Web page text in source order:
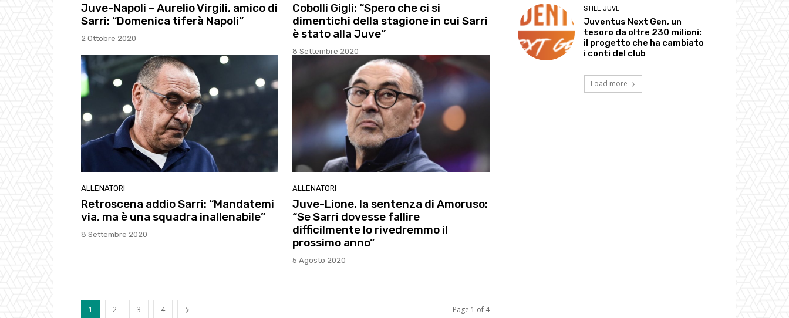
Juve-Napoli – Aurelio Virgili, amico di
Sarri: “Domenica tiferà Napoli”
2 Ottobre 2020
Cobolli Gigli: “Spero che ci si
dimentichi della stagione in cui Sarri
è stato alla Juve”
8 Settembre 2020
ALLENATORI
Retroscena addio Sarri: “Mandatemi
via, ma è una squadra inallenabile”
8 Settembre 2020
ALLENATORI
Juve-Lione, la sentenza di Amoruso:
“Se Sarri dovesse fallire
difficilmente lo rivedremmo il
prossimo anno”
5 Agosto 2020
1 2 3 4 Page 1 of 4
STILE JUVE
Juventus Next Gen, un
tesoro da oltre 230 milioni:
il progetto che ha cambiato
i conti del club
Load more